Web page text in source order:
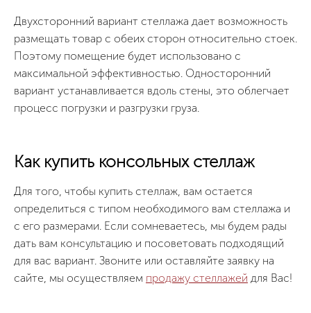
Двухсторонний вариант стеллажа дает возможность
размещать товар с обеих сторон относительно стоек.
Поэтому помещение будет использовано с
максимальной эффективностью. Односторонний
вариант устанавливается вдоль стены, это облегчает
процесс погрузки и разгрузки груза.
Как купить консольных стеллаж
Для того, чтобы купить стеллаж, вам остается
определиться с типом необходимого вам стеллажа и
с его размерами. Если сомневаетесь, мы будем рады
дать вам консультацию и посоветовать подходящий
для вас вариант. Звоните или оставляйте заявку на
сайте, мы осуществляем продажу стеллажей для Вас!